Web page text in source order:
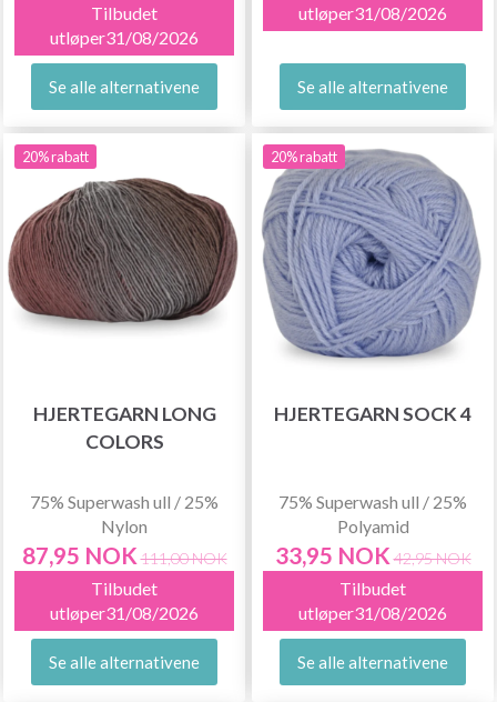
Tilbudet
utløper31/08/2026
Se alle alternativene
utløper31/08/2026
Se alle alternativene
20% rabatt
HJERTEGARN LONG
COLORS
75% Superwash ull / 25%
Nylon
87,95 NOK 111,00 NOK
Tilbudet
utløper31/08/2026
Se alle alternativene
20% rabatt
HJERTEGARN SOCK 4
75% Superwash ull / 25%
Polyamid
33,95 NOK 42,95 NOK
Tilbudet
utløper31/08/2026
Se alle alternativene